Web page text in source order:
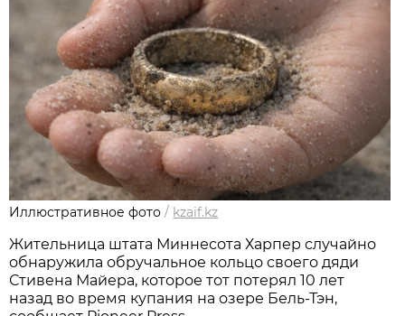
Иллюстративное фото / kzaif.kz
Жительница штата Миннесота Харпер случайно
обнаружила обручальное кольцо своего дяди
Стивена Майера, которое тот потерял 10 лет
назад во время купания на озере Бель-Тэн,